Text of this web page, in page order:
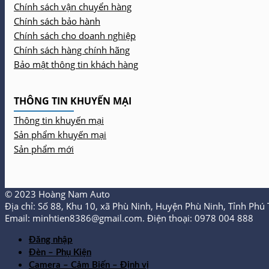
Chính sách vận chuyển hàng
Chính sách bảo hành
Chính sách cho doanh nghiệp
Chính sách hàng chính hãng
Bảo mật thông tin khách hàng
THÔNG TIN KHUYẾN MẠI
Thông tin khuyến mại
Sản phẩm khuyến mại
Sản phẩm mới
© 2023 Hoàng Nam Auto
Địa chỉ: Số 88, Khu 10, xã Phù Ninh, Huyện Phù Ninh, Tỉnh Phú
Email: minhtien8386@gmail.com. Điện thoại: 0978 004 888
Đăng nhập
Đèn – Phụ Kiện
Camera – Cảm Biến – Định vị